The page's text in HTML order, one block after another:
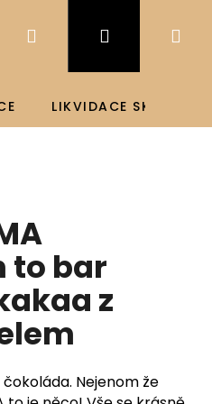
LIKVIDACE SKLADU
Přihlášení
to bar
z
Nejenom že